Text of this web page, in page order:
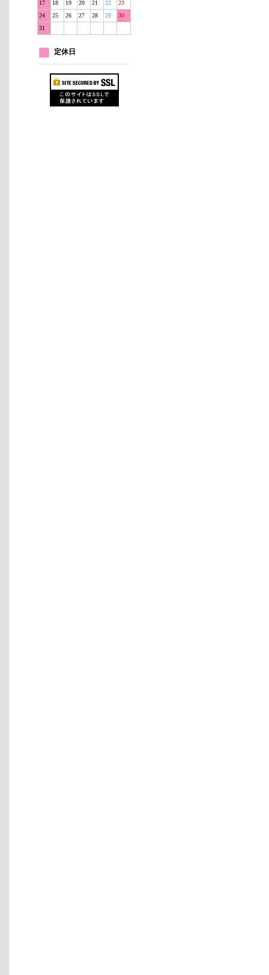
17 18 19 20 21 22
23
24
25 26 27 28 29
30
31
定休日